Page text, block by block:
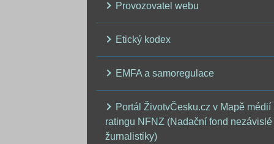
Provozovatel webu
Etický kodex
EMFA a samoregulace
Portál ŽivotvČesku.cz v Mapě médií
ratingu NFNZ (Nadační fond nezávislé
žurnalistiky)